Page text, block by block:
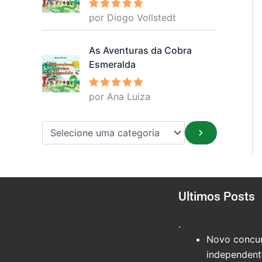
Avaliação
5
por Diogo Vollstedt
As Aventuras da Cobra
Esmeralda
Avaliação
5
por Ana Luiza
Ultimos Posts
.
Novo